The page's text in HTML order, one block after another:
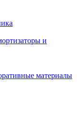
и
материалы